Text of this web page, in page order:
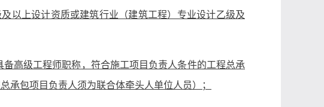
以上设计资质或建筑行业（建筑工程）专业设计乙级及
高级工程师职称，符合施工项目负责人条件的工程总承
包项目负责人须为联合体牵头人单位人员）；